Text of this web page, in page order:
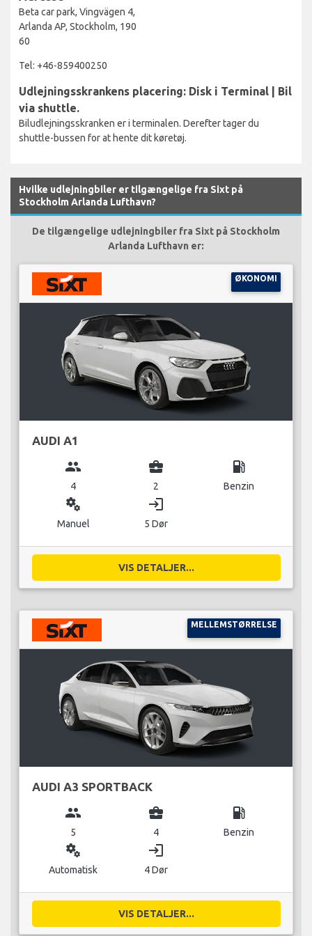
Beta car park, Vingvägen 4,
Arlanda AP, Stockholm, 190
60
Tel: +46-859400250
Udlejningsskrankens placering: Disk i Terminal | Bil
via shuttle.
Biludlejningsskranken er i terminalen. Derefter tager du
shuttle-bussen for at hente dit køretøj.
Hvilke udlejningbiler er tilgængelige fra Sixt på
Stockholm Arlanda Lufthavn?
De tilgængelige udlejningbiler fra Sixt på Stockholm
Arlanda Lufthavn er:
ØKONOMI
AUDI A1
group
4
business_center
2
local_gas_station
Benzin
miscellaneous_services
Manuel
login
5 Dør
VIS DETALJER...
MELLEMSTØRRELSE
AUDI A3 SPORTBACK
group
5
business_center
4
local_gas_station
Benzin
miscellaneous_services
Automatisk
login
4 Dør
VIS DETALJER...